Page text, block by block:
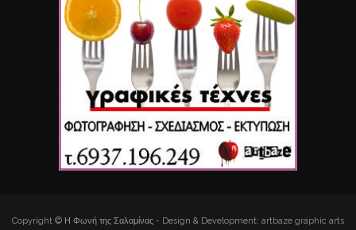
Copyright © Η Φωνή της Σαλαμίνας - Design & Development: artbaze graphic arts